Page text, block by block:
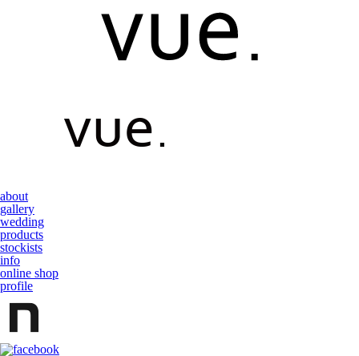
about
gallery
wedding
products
stockists
info
online shop
profile